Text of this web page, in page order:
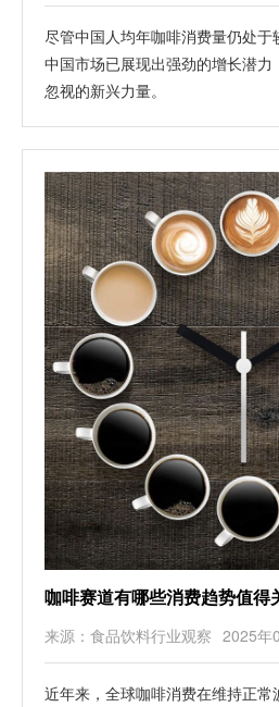
尽管中国人均年咖啡消费量仍处
中国市场已展现出强劲的增长潜
忽视的新兴力量。
咖啡赛道有哪些消费趋势值得
来源：食品饮料行业观察 2025年
近年来，全球咖啡消费在维持正